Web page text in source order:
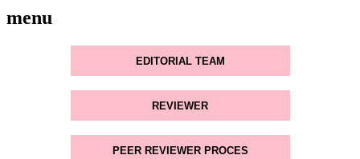
menu
EDITORIAL TEAM
REVIEWER
PEER REVIEWER PROCES